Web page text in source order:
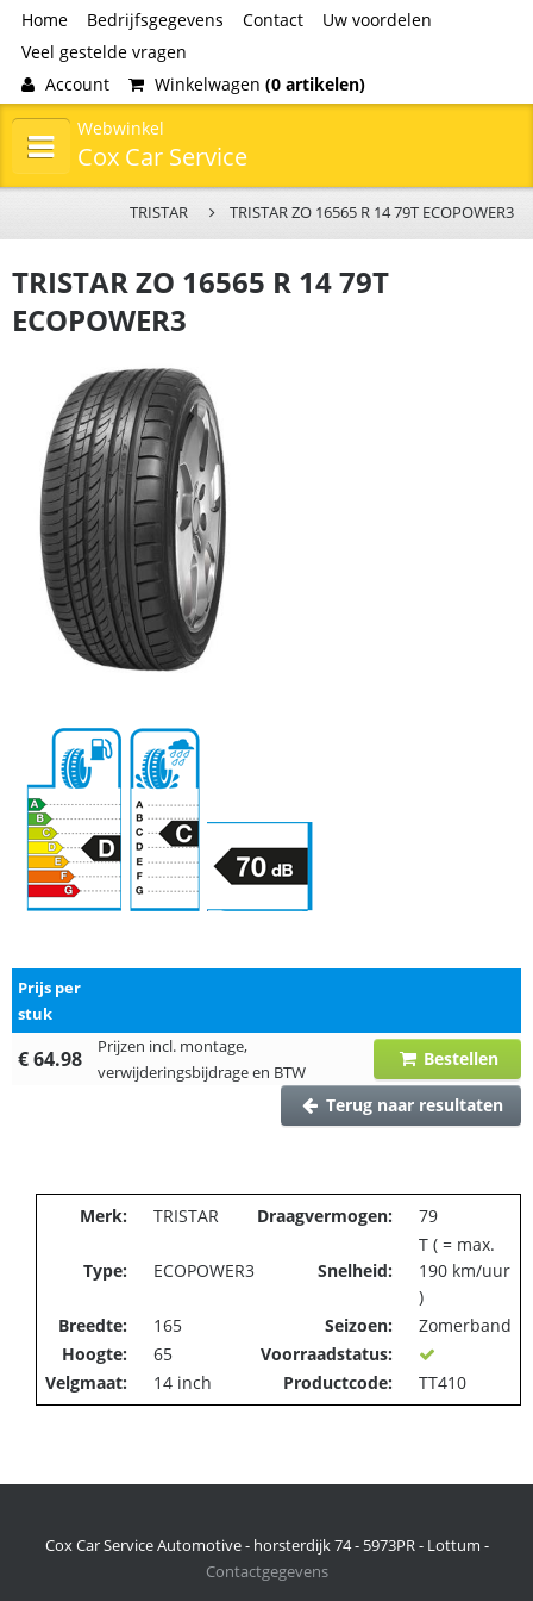
Home Bedrijfsgegevens Contact
Uw voordelen
Veel gestelde vragen
Account
Winkelwagen (0 artikelen)
Webwinkel
Cox Car Service
TRISTAR TRISTAR ZO 16565 R 14 79T ECOPOWER3
TRISTAR ZO 16565 R 14 79T
ECOPOWER3
Prijs per
stuk
€ 64.98
Prijzen incl. montage,
verwijderingsbijdrage en BTW
Bestellen
Terug naar resultaten
Merk: TRISTAR Draagvermogen: 79
Type: ECOPOWER3 Snelheid:
T ( = max.
190 km/uur
)
Breedte:
165 Seizoen:
Zomerband
Hoogte:
65
Voorraadstatus:
Velgmaat:
14 inch Productcode: TT410
Cox Car Service Automotive - horsterdijk 74 - 5973PR - Lottum -
Contactgegevens